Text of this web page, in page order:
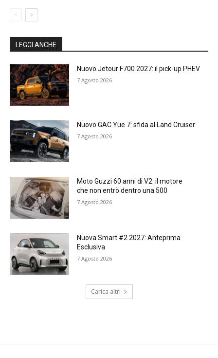
LEGGI ANCHE
Nuovo Jetour F700 2027: il pick-up PHEV
7 Agosto 2026
Nuovo GAC Yue 7: sfida al Land Cruiser
7 Agosto 2026
Moto Guzzi 60 anni di V2: il motore
che non entrò dentro una 500
7 Agosto 2026
Nuova Smart #2 2027: Anteprima
Esclusiva
7 Agosto 2026
Carica altri